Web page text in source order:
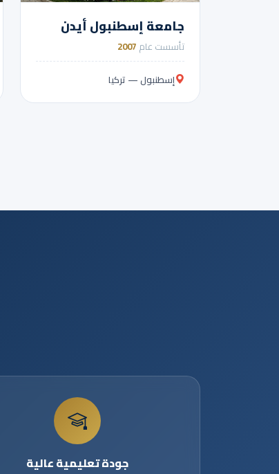
جامعة إسطنبول أيدن
تأسست عام 2007
إسطنبول — تركيا
جودة تعليمية عالية